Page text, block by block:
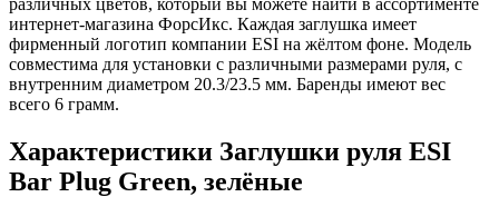
интернет-магазина ФорсИкс. Каждая заглушка имеет
фирменный логотип компании ESI на жёлтом фоне. Модель
совместима для установки с различными размерами руля, с
внутренним диаметром 20.3/23.5 мм. Баренды имеют вес
всего 6 грамм.
Характеристики Заглушки руля ESI
Bar Plug Green, зелёные